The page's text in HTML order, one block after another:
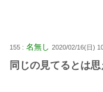
155 : 名無し 2020/02/16(日)
同じの見てるとは